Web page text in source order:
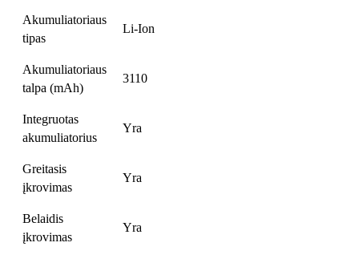
Akumuliatoriaus
tipas
Li-Ion
Akumuliatoriaus
talpa (mAh)
3110
Integruotas
akumuliatorius
Yra
Greitasis
įkrovimas
Yra
Belaidis
įkrovimas
Yra